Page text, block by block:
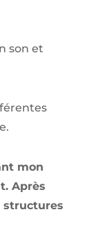
son et
.
mon
Après
structures